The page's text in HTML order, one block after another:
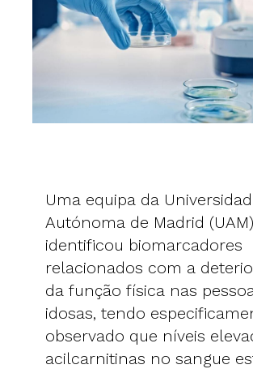
Uma equipa da
Autónoma de Madrid (UAM)
identificou biomarcadores
relacionados com a
da função física nas
idosas, tendo
observado que níveis
acilcarnitinas no sangue